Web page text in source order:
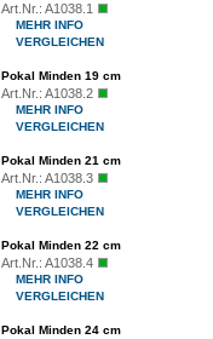
Art.Nr.: A1038.1
MEHR INFO
VERGLEICHEN
Pokal Minden 19 cm
Art.Nr.: A1038.2
MEHR INFO
VERGLEICHEN
Pokal Minden 21 cm
Art.Nr.: A1038.3
MEHR INFO
VERGLEICHEN
Pokal Minden 22 cm
Art.Nr.: A1038.4
MEHR INFO
VERGLEICHEN
Pokal Minden 24 cm